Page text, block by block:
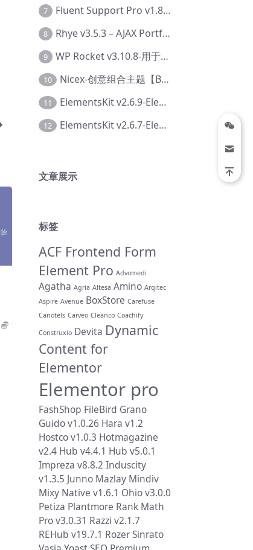
19.9
7 Fluent Support Pro v1.8.1 – WordPress 支持票务系统【Cc-0041】
8 Rhye v3.5.3 – AJAX Portfolio WordPress 主题【Bi-0049】
9 WP Rocket v3.10.8-用于wordpress速度优化的缓存加速插件【Cd-0019】
10 Nicex-创意组合主题【Be-0092】
11 ElementsKit v2.6.9-Elementor插件【Ab-0161】
12 ElementsKit v2.6.7-Elementor插件【Ab-0162】
文章展示
标签
ACF Frontend Form
Element Pro Advomedi
Agatha Agria Altesa Amino Arqitec
Aspire Avenue BoxStore Carefuse
Cariotels Carveo Cleanco Coachify
Construxio Devita Dynamic
Content for
Elementor
Elementor pro
FashShop FileBird Grano
Guido v1.0.26 Hara v1.2
Hostco v1.0.3 Hotmagazine
v2.4 Hub v4.4.1 Hub v5.0.1
Impreza v8.8.2 Induscity
v1.3.5 Junno Mazlay Mindiv
Mixy Native v1.6.1 Ohio v3.0.0
Petiza Plantmore Rank Math
Pro v3.0.31 Razzi v2.1.7
REHub v19.7.1 RozerSinrato